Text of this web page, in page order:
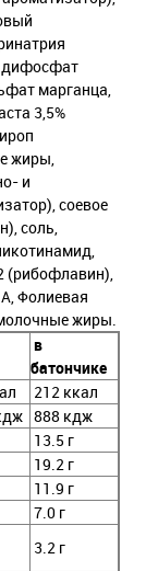
дифосфат
марганца,
3,5%
жиры,
и
соевое
соль,
(рибофлавин),
Фолиевая
жиры.
в
батончике
212 ккал
888 кдж
13.5 г
19.2 г
11.9 г
7.0 г
3.2 г